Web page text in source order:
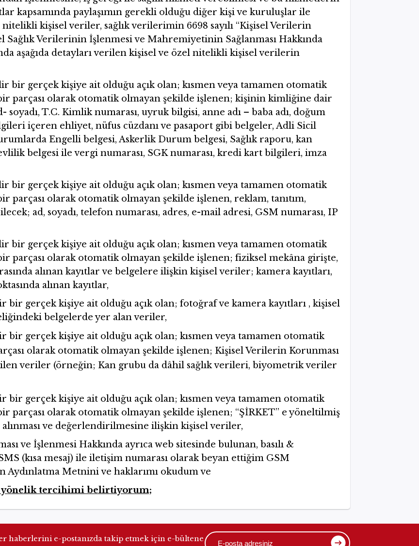
kapsamında paylaşımın gerekli olduğu diğer kişi ve kuruluşlar ile
nitelikli kişisel veriler, sağlık verilerimin 6698 sayılı “Kişisel Verilerin
Sağlık Verilerinin İşlenmesi ve Mahremiyetinin Sağlanması Hakkında
aşağıda detayları verilen kişisel ve özel nitelikli kişisel verilerin
gerçek kişiye ait olduğu açık olan; kısmen veya tamamen otomatik
parçası olarak otomatik olmayan şekilde işlenen; kişinin kimliğine dair
T.C. Kimlik numarası, uyruk bilgisi, anne adı – baba adı, doğum
içeren ehliyet, nüfus cüzdanı ve pasaport gibi belgeler, Adli Sicil
Engelli belgesi, Askerlik Durum belgesi, Sağlık raporu, kan
belgesi ile vergi numarası, SGK numarası, kredi kart bilgileri, imza
gerçek kişiye ait olduğu açık olan; kısmen veya tamamen otomatik
parçası olarak otomatik olmayan şekilde işlenen, reklam, tanıtım,
ad, soyadı, telefon numarası, adres, e-mail adresi, GSM numarası, IP
gerçek kişiye ait olduğu açık olan; kısmen veya tamamen otomatik
parçası olarak otomatik olmayan şekilde işlenen; fiziksel mekâna girişte,
alınan kayıtlar ve belgelere ilişkin kişisel veriler; kamera kayıtları,
alınan kayıtlar,
gerçek kişiye ait olduğu açık olan; fotoğraf ve kamera kayıtları , kişisel
belgelerde yer alan veriler,
gerçek kişiye ait olduğu açık olan; kısmen veya tamamen otomatik
olarak otomatik olmayan şekilde işlenen; Kişisel Verilerin Korunması
veriler (örneğin; Kan grubu da dâhil sağlık verileri, biyometrik veriler
gerçek kişiye ait olduğu açık olan; kısmen veya tamamen otomatik
parçası olarak otomatik olmayan şekilde işlenen; “ŞİRKET’’ e yöneltilmiş
ve değerlendirilmesine ilişkin kişisel veriler,
ve İşlenmesi Hakkında ayrıca web sitesinde bulunan, basılı &
(kısa mesaj) ile iletişim numarası olarak beyan ettiğim GSM
Aydınlatma Metnini ve haklarımı okudum ve
yönelik tercihimi belirtiyorum;
haberlerini e-postanızda takip etmek için e-bültene